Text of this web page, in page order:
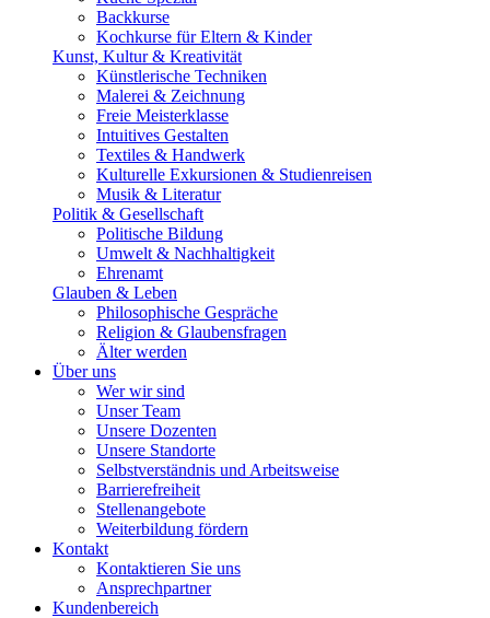
Backkurse
Kochkurse für Eltern & Kinder
Kunst, Kultur & Kreativität
Künstlerische Techniken
Malerei & Zeichnung
Freie Meisterklasse
Intuitives Gestalten
Textiles & Handwerk
Kulturelle Exkursionen & Studienreisen
Musik & Literatur
Politik & Gesellschaft
Politische Bildung
Umwelt & Nachhaltigkeit
Ehrenamt
Glauben & Leben
Philosophische Gespräche
Religion & Glaubensfragen
Älter werden
Über uns
Wer wir sind
Unser Team
Unsere Dozenten
Unsere Standorte
Selbstverständnis und Arbeitsweise
Barrierefreiheit
Stellenangebote
Weiterbildung fördern
Kontakt
Kontaktieren Sie uns
Ansprechpartner
Kundenbereich